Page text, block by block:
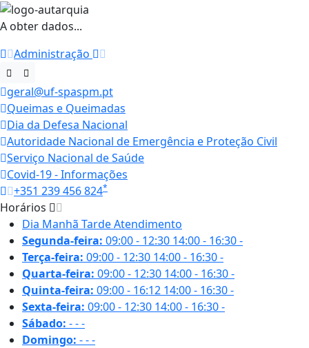
A obter dados...
Administração
geral@uf-spaspm.pt
Queimas e Queimadas
Dia da Defesa Nacional
Autoridade Nacional de Emergência e Proteção Civil
Serviço Nacional de Saúde
Covid-19 - Informações
+351 239 456 824*
Horários
Dia Manhã TardeAtendimento
Segunda-feira: 09:00 - 12:30 14:00 - 16:30-
Terça-feira: 09:00 - 12:30 14:00 - 16:30-
Quarta-feira: 09:00 - 12:30 14:00 - 16:30-
Quinta-feira: 09:00 - 16:12 14:00 - 16:30-
Sexta-feira: 09:00 - 12:30 14:00 - 16:30-
Sábado: ---
Domingo: ---